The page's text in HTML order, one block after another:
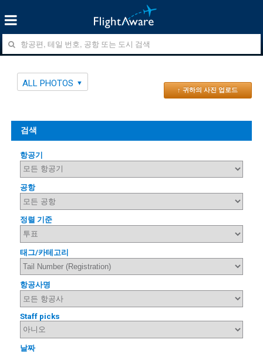
ALL PHOTOS
↑ 귀하의 사진 업로드
검색
항공기
공항
정렬 기준
태그/카테고리
항공사명
Staff picks
날짜